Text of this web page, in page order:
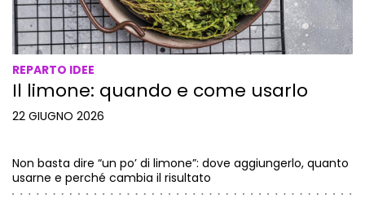
REPARTO IDEE
Il limone: quando e come usarlo
22 GIUGNO 2026
Non basta dire “un po’ di limone”: dove aggiungerlo, quanto
usarne e perché cambia il risultato